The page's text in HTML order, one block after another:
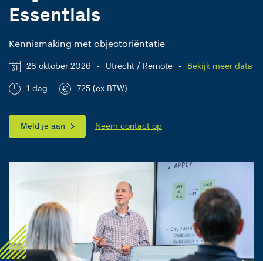
Essentials
Kennismaking met objectoriëntatie
28 oktober 2026 - Utrecht / Remote - Bekijk meer data
1 dag 725 (ex BTW)
Meld je aan Neem contact op